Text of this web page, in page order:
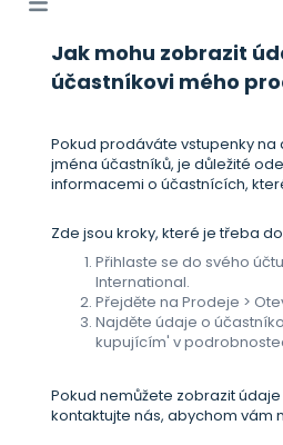
Jak mohu zobrazit
účastníkovi mého
Pokud prodáváte vstupenky na
jména účastníků, je důležité
informacemi o účastnících,
Zde jsou kroky, které je třeba
Přihlaste se do svého
International.
Přejděte na Prodeje >
Najděte údaje o
kupujícím' v
Pokud nemůžete zobrazit
kontaktujte nás, abychom vám